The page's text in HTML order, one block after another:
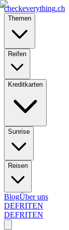
checkeverything.ch
Themen
Reifen
Kreditkarten
Sunrise
Reisen
BlogÜber uns
DEFRITEN
DEFRITEN